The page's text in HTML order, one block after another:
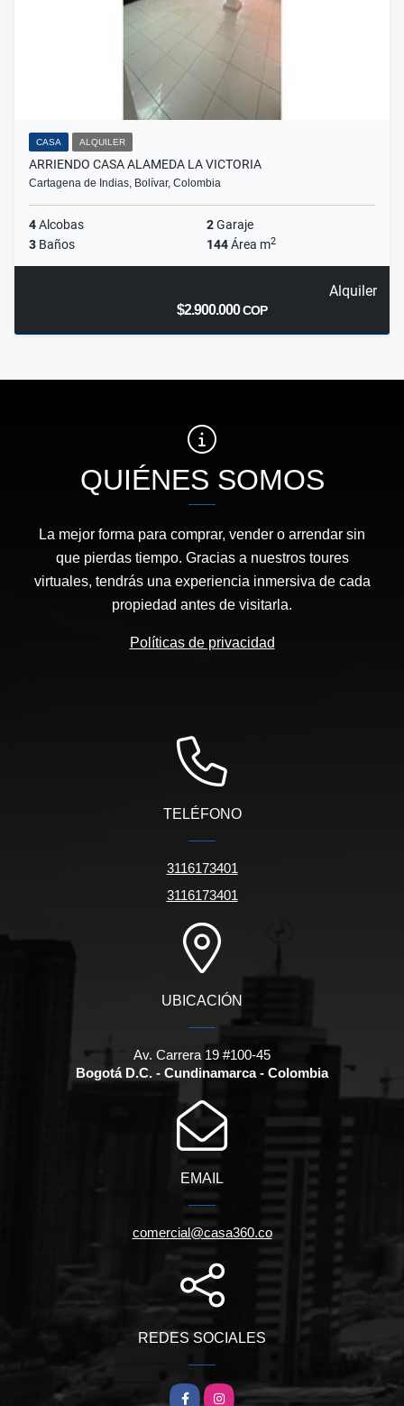
CASA ALQUILER
ARRIENDO CASA ALAMEDA LA VICTORIA
Cartagena de Indias, Bolívar, Colombia
4Alcobas 2Garaje
3 Baños 144Área m2
Alquiler
$2.900.000COP
QUIÉNES SOMOS
La mejor forma para comprar, vender o arrendar sin
que pierdas tiempo. Gracias a nuestros toures
virtuales, tendrás una experiencia inmersiva de cada
propiedad antes de visitarla.
Políticas de privacidad
TELÉFONO
3116173401
3116173401
UBICACIÓN
Av. Carrera 19 #100-45
Bogotá D.C. - Cundinamarca - Colombia
EMAIL
comercial@casa360.co
REDES SOCIALES
FacebookInstagram